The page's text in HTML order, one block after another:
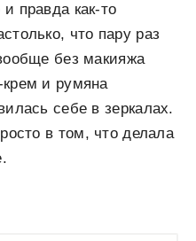
правда как-то
что пару раз
без макияжа
и румяна
себе в зеркалах.
в том, что делала